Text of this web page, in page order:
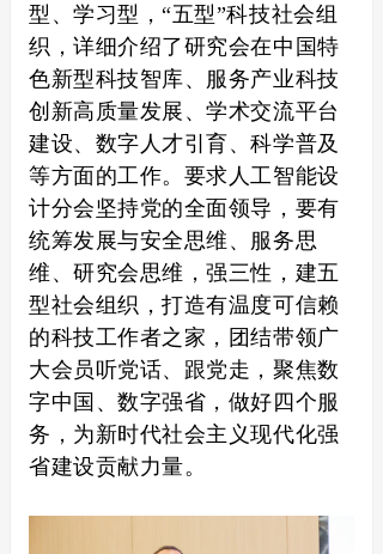
型、学习型，“五型”科技社会组
织，详细介绍了研究会在中国特
色新型科技智库、服务产业科技
创新高质量发展、学术交流平台
建设、数字人才引育、科学普及
等方面的工作。要求人工智能设
计分会坚持党的全面领导，要有
统筹发展与安全思维、服务思
维、研究会思维，强三性，建五
型社会组织，打造有温度可信赖
的科技工作者之家，团结带领广
大会员听党话、跟党走，聚焦数
字中国、数字强省，做好四个服
务，为新时代社会主义现代化强
省建设贡献力量。